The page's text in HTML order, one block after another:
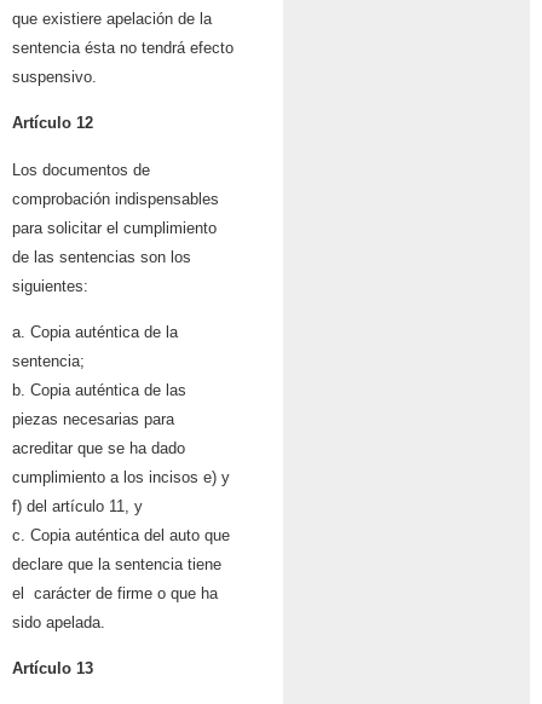
que existiere apelación de la
sentencia ésta no tendrá efecto
suspensivo.
Artículo 12
Los documentos de
comprobación indispensables
para solicitar el cumplimiento
de las sentencias son los
siguientes:
a. Copia auténtica de la
sentencia;
b. Copia auténtica de las
piezas necesarias para
acreditar que se ha dado
cumplimiento a los incisos e) y
f) del artículo 11, y
c. Copia auténtica del auto que
declare que la sentencia tiene
el carácter de firme o que ha
sido apelada.
Artículo 13